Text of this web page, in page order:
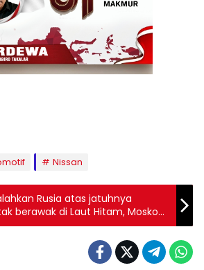
Nissan
Rusia atas jatuhnya
berawak di Laut Hitam, Moskow